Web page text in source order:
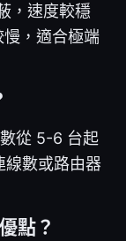
，速度較穩
，適合極端
從 5-6 台起
線數或路由器
點？